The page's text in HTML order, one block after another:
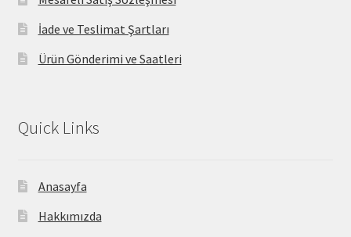
İade ve Teslimat Şartları
Ürün Gönderimi ve Saatleri
Quick Links
Anasayfa
Hakkımızda